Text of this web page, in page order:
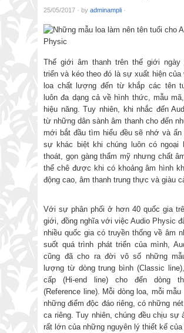
25/05/2017 · by adminampli ·
Thế giới âm thanh trên thế giới ngày
triển và kéo theo đó là sự xuất hiện của
loa chất lượng đến từ khắp các tên
luôn đa dạng cả về hình thức, mẫu
hiệu năng. Tuy nhiên, khi nhắc đến
từ những dân sành âm thanh cho đến
mới bắt đầu tìm hiểu đều sẽ nhớ và
sự khác biệt khi chúng luôn có ngoại
thoát, gọn gàng thẩm mỹ nhưng chất
thể chê được khi có khoảng âm hình
động cao, âm thanh trung thực và giàu
Với sự phân phối ở hơn 40 quốc gia
giới, đồng nghĩa với việc Audio Physic
nhiều quốc gia có truyền thống về âm
suốt quá trình phát triển của mình,
cũng đã cho ra đời vô số những
lượng từ dòng trung bình (Classic
cấp (Hi-end line) cho đến dòng
(Reference line). Mỗi dòng loa, mỗi mẫu
những điểm độc đáo riêng, có những
ca riêng. Tuy nhiên, chúng đều chịu sự
rất lớn của những nguyên lý thiết kế của